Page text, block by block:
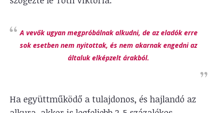
A vevők ugyan megpróbálnak alkudni, de az eladók erre
sok esetben nem nyitottak, és nem akarnak engedni az
általuk elképzelt árakból.
Ha együttműködő a tulajdonos, és hajlandó az